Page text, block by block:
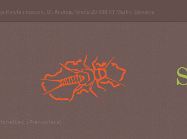
Kmeťa museum, Ul. Andreja Kmeťa 20 036 01 Martin, Slovakia
(Plecoptera).